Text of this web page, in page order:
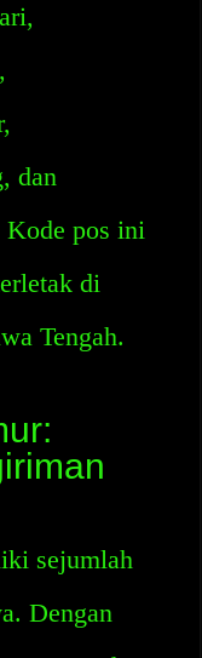
dan
Kode pos ini
di
Tengah.
sejumlah
Dengan